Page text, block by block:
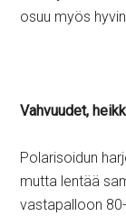
osuu myös
Vahvuudet,
Polarisoidun
mutta lentää
vastapalloon 80-